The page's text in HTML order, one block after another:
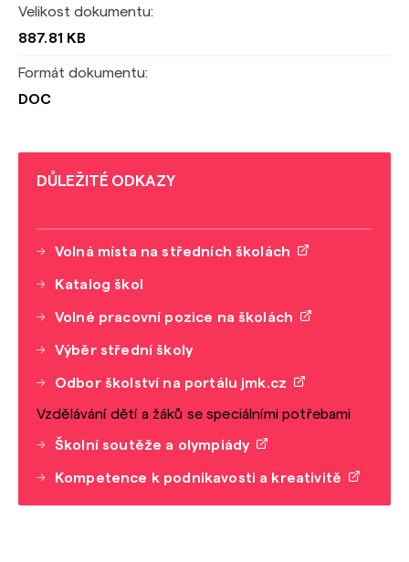
Velikost dokumentu:
887.81 KB
Formát dokumentu:
DOC
DŮLEŽITÉ ODKAZY
Volná místa na středních školách
Katalog škol
Volné pracovní pozice na školách
Výběr střední školy
Odbor školství na portálu jmk.cz
Vzdělávání dětí a žáků se speciálními potřebami
Školní soutěže a olympiády
Kompetence k podnikavosti a kreativitě